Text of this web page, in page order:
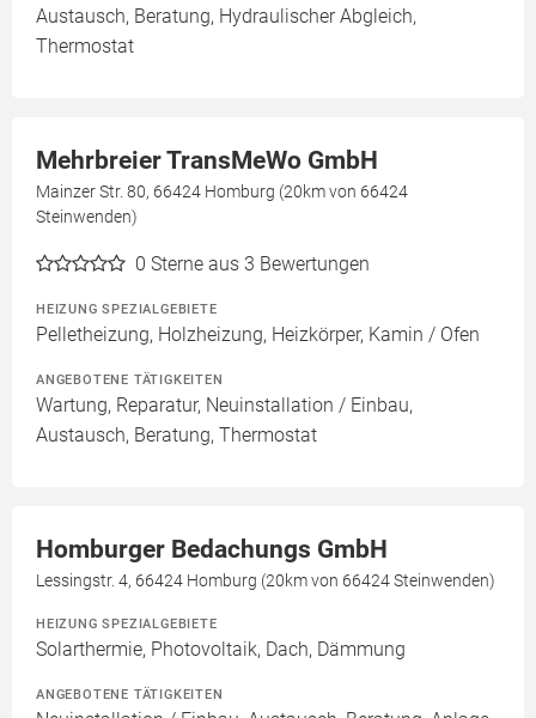
Austausch, Beratung, Hydraulischer Abgleich,
Thermostat
Mehrbreier TransMeWo GmbH
Mainzer Str. 80, 66424 Homburg (20km von 66424
Steinwenden)
0 Sterne aus 3 Bewertungen
HEIZUNG SPEZIALGEBIETE
Pelletheizung, Holzheizung, Heizkörper, Kamin / Ofen
ANGEBOTENE TÄTIGKEITEN
Wartung, Reparatur, Neuinstallation / Einbau,
Austausch, Beratung, Thermostat
Homburger Bedachungs GmbH
Lessingstr. 4, 66424 Homburg (20km von 66424 Steinwenden)
HEIZUNG SPEZIALGEBIETE
Solarthermie, Photovoltaik, Dach, Dämmung
ANGEBOTENE TÄTIGKEITEN